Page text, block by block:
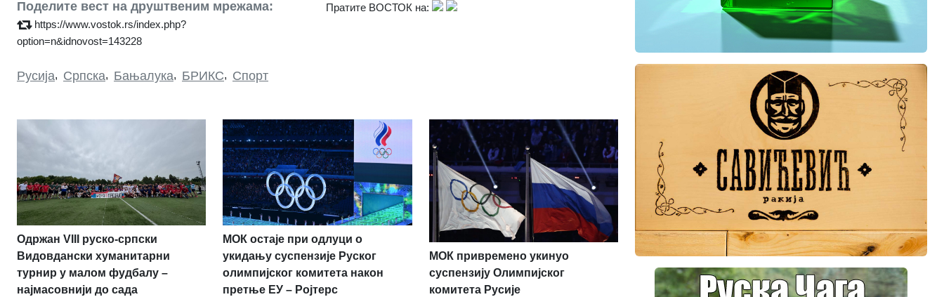
Поделите вест на друштвеним мрежама:
https://www.vostok.rs/index.php?
option=n&idnovost=143228
Пратите ВОСТОК на:
Русија, Српска, Бањалука, БРИКС, Спорт
Одржан VIII руско-српски
Видовдански хуманитарни
турнир у малом фудбалу –
најмасовнији до сада
МОК остаје при одлуци о
укидању суспензије Руског
олимпијског комитета након
претње ЕУ – Ројтерс
МОК привремено укинуо
суспензију Олимпијског
комитета Русије